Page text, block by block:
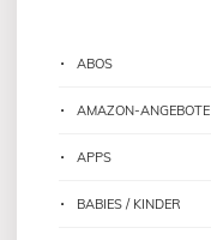
ABOS
AMAZON-ANGEBOTE
APPS
BABIES / KINDER